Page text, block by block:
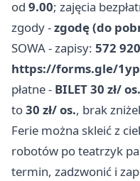
od 9.00; zajęcia
zgody -zgodę (do
SOWA - zapisy: 572
https://forms.gle/
płatne - BILET 30 zł/ os.
to30 zł/ os., brak
Ferie można skleić z
robotów po teatrzyk
termin, zadzwonić i